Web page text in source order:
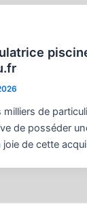
de
de posséder
joie de cette